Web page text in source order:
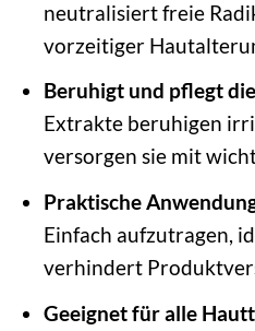
neutralisiert freie
vorzeitiger
Beruhigt und pflegt
Extrakte beruhigen
versorgen sie mit
Praktische
Einfach aufzutragen,
verhindert
Geeignet für alle